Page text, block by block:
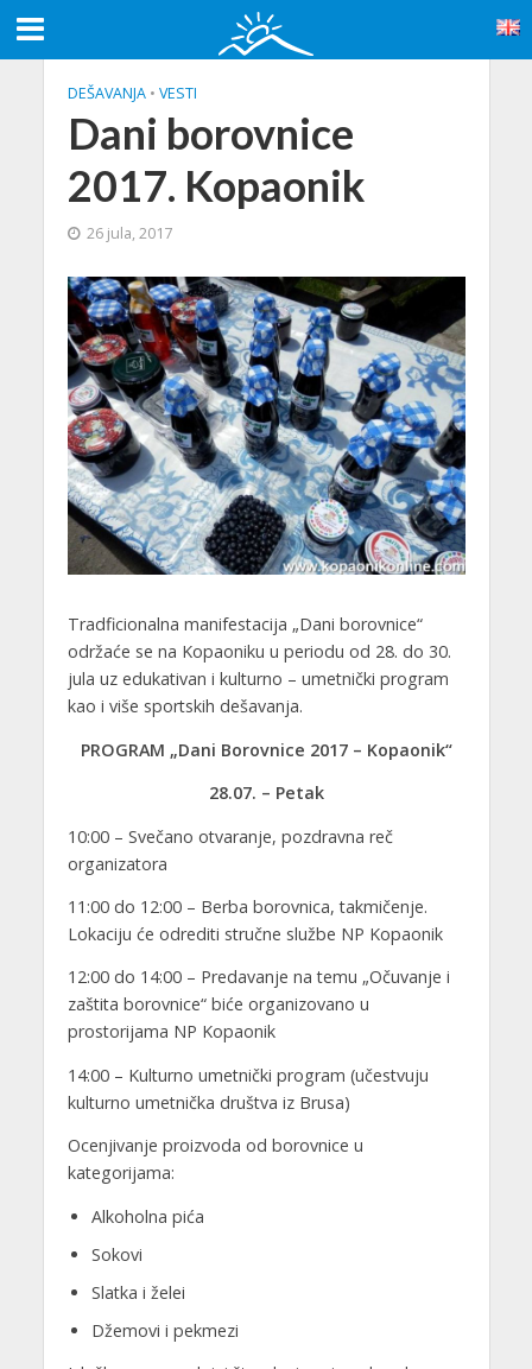
DEŠAVANJA • VESTI
Dani borovnice
2017. Kopaonik
26 jula, 2017
Tradficionalna manifestacija „Dani borovnice“
održaće se na Kopaoniku u periodu od 28. do 30.
jula uz edukativan i kulturno – umetnički program
kao i više sportskih dešavanja.
PROGRAM „Dani Borovnice 2017 – Kopaonik“
28.07. – Petak
10:00 – Svečano otvaranje, pozdravna reč
organizatora
11:00 do 12:00 – Berba borovnica, takmičenje.
Lokaciju će odrediti stručne službe NP Kopaonik
12:00 do 14:00 – Predavanje na temu „Očuvanje i
zaštita borovnice“ biće organizovano u
prostorijama NP Kopaonik
14:00 – Kulturno umetnički program (učestvuju
kulturno umetnička društva iz Brusa)
Ocenjivanje proizvoda od borovnice u
kategorijama:
Alkoholna pića
Sokovi
Slatka i želei
Džemovi i pekmezi